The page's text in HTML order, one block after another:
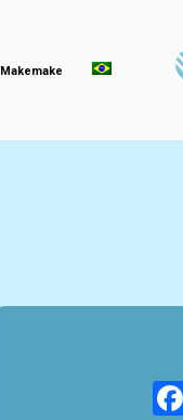
Makemake